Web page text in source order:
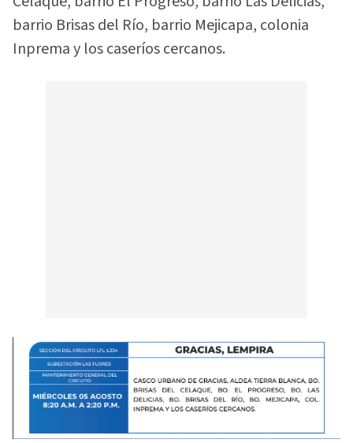
barrio Brisas del Río, barrio Mejicapa, colonia
Inprema y los caseríos cercanos.